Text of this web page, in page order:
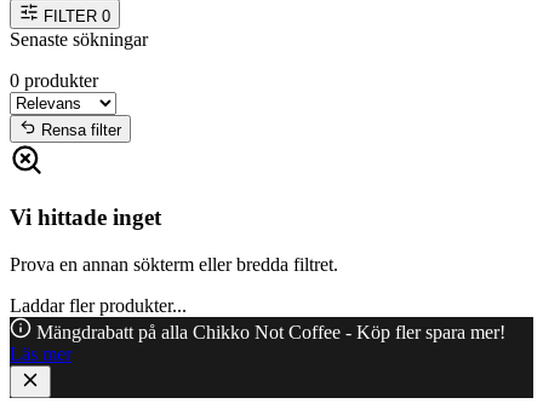
FILTER 0
Senaste sökningar
0 produkter
Rensa filter
Vi hittade inget
Prova en annan sökterm eller bredda filtret.
Laddar fler produkter...
Mängdrabatt på alla Chikko Not Coffee - Köp fler spara mer!
Läs mer